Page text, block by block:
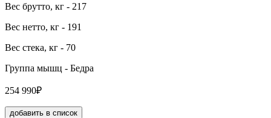
Вес брутто, кг - 217
Вес нетто, кг - 191
Вес стека, кг - 70
Группа мышц - Бедра
254 990₽
добавить в список